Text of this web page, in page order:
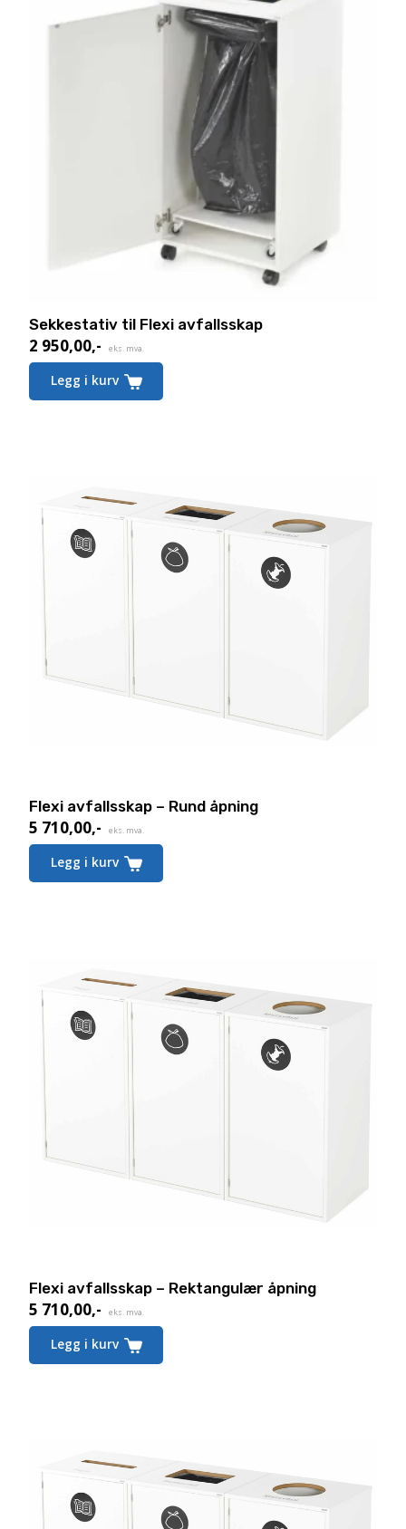
Sekkestativ til Flexi avfallsskap
2 950,00,- eks. mva.
Legg i kurv
Flexi avfallsskap – Rund åpning
5 710,00,- eks. mva.
Legg i kurv
Flexi avfallsskap – Rektangulær åpning
5 710,00,- eks. mva.
Legg i kurv